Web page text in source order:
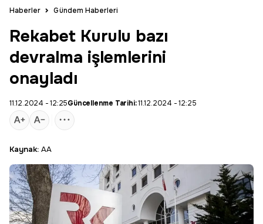
Haberler Gündem Haberleri
Rekabet Kurulu bazı
devralma işlemlerini
onayladı
11.12.2024 - 12:25Güncellenme Tarihi:11.12.2024 - 12:25
Kaynak: AA